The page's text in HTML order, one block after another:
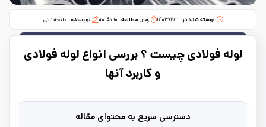
نوشته شده در: ۱۴۰۳/۲/۱۱ زمان مطالعه:‌ ۱۰ دقیقه نویسنده: ملیحه زینی
لوله فولادی چیست ؟ بررسی انواع لوله فولادی
و کاربرد آنها
دسترسی سریع به محتوای مقاله